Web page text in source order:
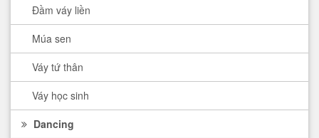
Đầm váy liền
Múa sen
Váy tứ thân
Váy học sinh
Dancing